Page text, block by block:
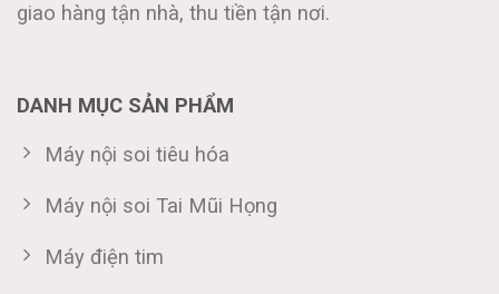
giao hàng tận nhà, thu tiền tận nơi.
DANH MỤC SẢN PHẨM
Máy nội soi tiêu hóa
Máy nội soi Tai Mũi Họng
Máy điện tim